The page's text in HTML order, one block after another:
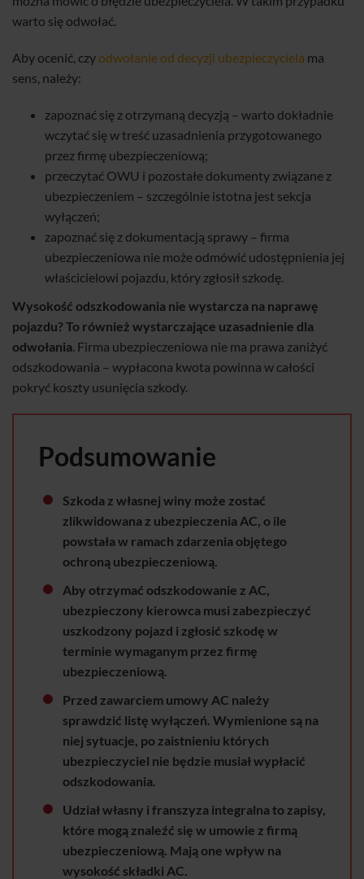
warto się odwołać.
Aby ocenić, czyodwołanie od decyzji ubezpieczyciela ma
sens, należy:
zapoznać się z otrzymaną decyzją – warto dokładnie
wczytać się w treść uzasadnienia przygotowanego
przez firmę ubezpieczeniową;
przeczytać OWU i pozostałe dokumenty związane z
ubezpieczeniem – szczególnie istotna jest sekcja
wyłączeń;
zapoznać się z dokumentacją sprawy – firma
ubezpieczeniowa nie może odmówić udostępnienia jej
właścicielowi pojazdu, który zgłosił szkodę.
Wysokość odszkodowania nie wystarcza na naprawę
pojazdu? To również wystarczające uzasadnienie dla
odwołania. Firma ubezpieczeniowa nie ma prawa zaniżyć
odszkodowania – wypłacona kwota powinna w całości
pokryć koszty usunięcia szkody.
Podsumowanie
Szkoda z własnej winy może zostać
zlikwidowana z ubezpieczenia AC, o ile
powstała w ramach zdarzenia objętego
ochroną ubezpieczeniową.
Aby otrzymać odszkodowanie z AC,
ubezpieczony kierowca musi zabezpieczyć
uszkodzony pojazd i zgłosić szkodę w
terminie wymaganym przez firmę
ubezpieczeniową.
Przed zawarciem umowy AC należy
sprawdzić listę wyłączeń. Wymienione są na
niej sytuacje, po zaistnieniu których
ubezpieczyciel nie będzie musiał wypłacić
odszkodowania.
Udział własny i franszyza integralna to zapisy,
które mogą znaleźć się w umowie z firmą
ubezpieczeniową. Mają one wpływ na
wysokość składki AC.